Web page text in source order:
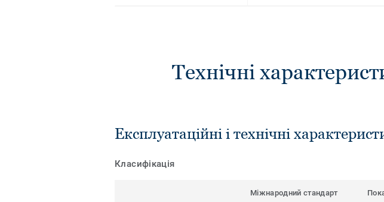
Технічні
Експлуатаційні і технічні
Класифікація
Міжнародний стандарт